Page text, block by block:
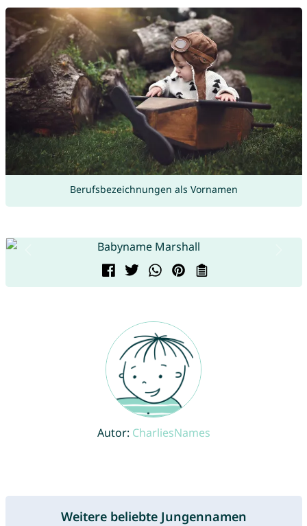
Berufsbezeichnungen als Vornamen
Autor: CharliesNames
Weitere beliebte Jungennamen